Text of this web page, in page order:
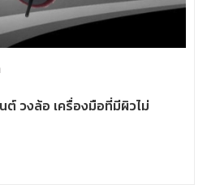
ต์ วงล้อ เครื่องมือที่มีผิวไม่